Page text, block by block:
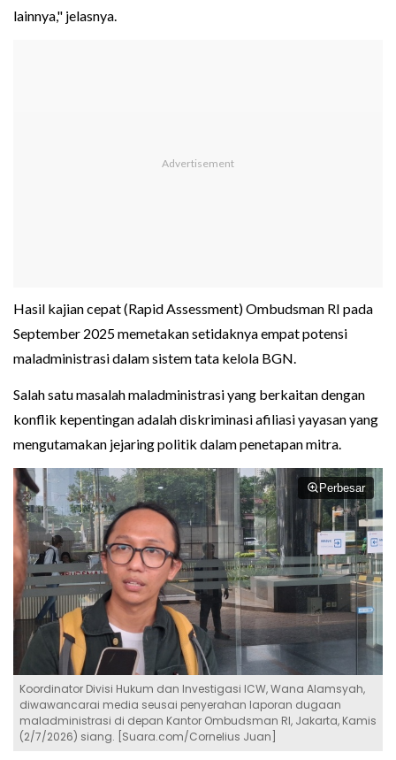
lainnya," jelasnya.
Hasil kajian cepat (Rapid Assessment) Ombudsman RI pada
September 2025 memetakan setidaknya empat potensi
maladministrasi dalam sistem tata kelola BGN.
Salah satu masalah maladministrasi yang berkaitan dengan
konflik kepentingan adalah diskriminasi afiliasi yayasan yang
mengutamakan jejaring politik dalam penetapan mitra.
Perbesar
Koordinator Divisi Hukum dan Investigasi ICW, Wana Alamsyah,
diwawancarai media seusai penyerahan laporan dugaan
maladministrasi di depan Kantor Ombudsman RI, Jakarta, Kamis
(2/7/2026) siang. [Suara.com/Cornelius Juan]